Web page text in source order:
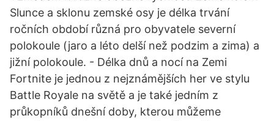
Slunce a sklonu zemské osy je délka trvání
ročních období různá pro obyvatele severní
polokoule (jaro a léto delší než podzim a zima) a
jižní polokoule. - Délka dnů a nocí na Zemi
Fortnite je jednou z nejznámějších her ve stylu
Battle Royale na světě a je také jedním z
průkopníků dnešní doby, kterou můžeme